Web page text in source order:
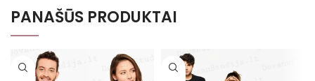
PANAŠŪS PRODUKTAI